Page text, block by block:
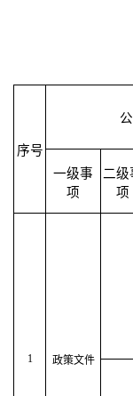
序号
一级事
项
二级
项
1 政策文件